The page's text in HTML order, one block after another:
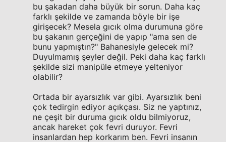
bu şakadan daha büyük bir sorun. Daha kaç
farklı şekilde ve zamanda böyle bir işe
girişecek? Mesela gıcık olma durumuna göre
bu şakanın gerçeğini de yapıp "ama sen de
bunu yapmıştın?" Bahanesiyle gelecek mi?
Duyulmamış şeyler değil. Peki daha kaç farklı
şekilde sizi manipüle etmeye yelteniyor
olabilir?
Ortada bir ayarsızlık var gibi. Ayarsızlık beni
çok tedirgin ediyor açıkçası. Siz ne yaptınız,
ne çeşit bir duruma gıcık oldu bilmiyoruz,
ancak hareket çok fevri duruyor. Fevri
insanlardan hep korkarım ben. Fevri insanın